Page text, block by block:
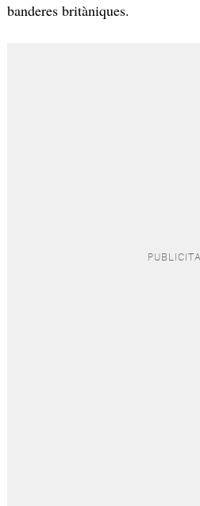
banderes britàniques.